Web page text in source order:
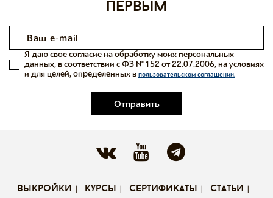
первым
Отправить
Я даю свое согласие на обработку моих персональных
данных, в соответствии с ФЗ №152 от 22.07.2006, на условиях
и для целей, определенных в пользовательском соглашении.
выкройки курсы сертификаты статьи